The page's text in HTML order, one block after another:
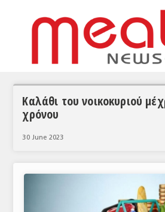
ΣΥΝΕΝΤΕΥΞΕΙΣ
ΘΕΜΑΤΑ
Καλάθι του νοικοκυριού
χρόνου
30 June 2023